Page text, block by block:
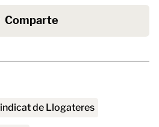
Comparte
Sindicat de Llogateres